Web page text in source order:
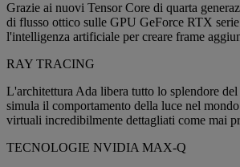
Grazie ai nuovi Tensor Core di quarta
di flusso ottico sulle GPU GeForce RTX
l'intelligenza artificiale per creare frame
RAY TRACING
L'architettura Ada libera tutto lo splendore
simula il comportamento della luce nel
virtuali incredibilmente dettagliati come mai
TECNOLOGIE NVIDIA MAX-Q